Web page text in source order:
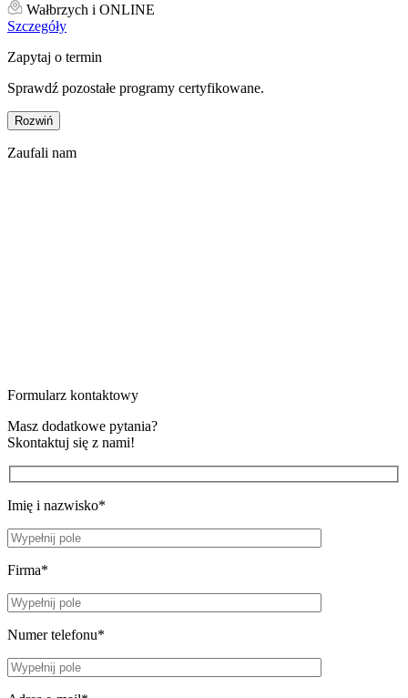
Wałbrzych i ONLINE
Szczegóły
Zapytaj o termin
Sprawdź pozostałe programy certyfikowane.
Rozwiń
Zaufali nam
Formularz kontaktowy
Masz dodatkowe pytania?
Skontaktuj się z nami!
Imię i nazwisko*
Firma*
Numer telefonu*